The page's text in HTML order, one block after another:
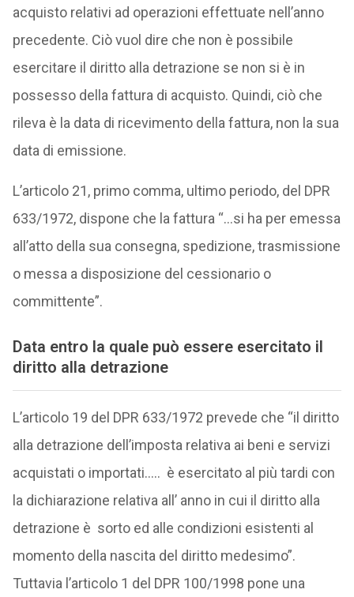
acquisto relativi ad operazioni effettuate nell’anno
precedente. Ciò vuol dire che non è possibile
esercitare il diritto alla detrazione se non si è in
possesso della fattura di acquisto. Quindi, ciò che
rileva è la data di ricevimento della fattura, non la sua
data di emissione.
L’articolo 21, primo comma, ultimo periodo, del DPR
633/1972, dispone che la fattura “…si ha per emessa
all’atto della sua consegna, spedizione, trasmissione
o messa a disposizione del cessionario o
committente”.
Data entro la quale può essere esercitato il
diritto alla detrazione
L’articolo 19 del DPR 633/1972 prevede che “il diritto
alla detrazione dell’imposta relativa ai beni e servizi
acquistati o importati….. è esercitato al più tardi con
la dichiarazione relativa all’ anno in cui il diritto alla
detrazione è sorto ed alle condizioni esistenti al
momento della nascita del diritto medesimo”.
Tuttavia l’articolo 1 del DPR 100/1998 pone una